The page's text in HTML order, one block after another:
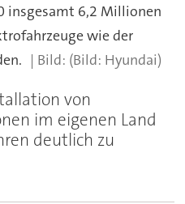
insgesamt 6,2 Millionen
wie der
(Bild: Hyundai)
von
im eigenen Land
deutlich zu